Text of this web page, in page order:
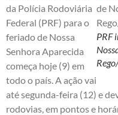
PRF
da Polícia Rodoviária
Federal (PRF) para o
feriado de Nossa
Senhora Aparecida
começa hoje (9) em
todo o país. A ação vai
até segunda-feira (12) e
rodovias, em pontos e